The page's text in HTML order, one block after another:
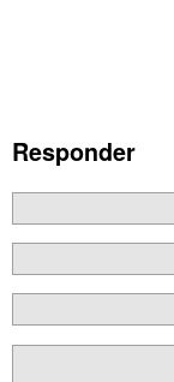
Responder